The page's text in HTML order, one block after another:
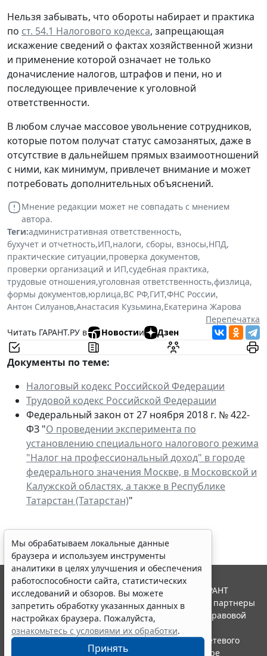
Нельзя забывать, что обороты набирает и практика
по ст. 54.1 Налогового кодекса, запрещающая
искажение сведений о фактах хозяйственной жизни
и применение которой означает не только
доначисление налогов, штрафов и пени, но и
последующее привлечение к уголовной
ответственности.
В любом случае массовое увольнение сотрудников,
которые потом получат статус самозанятых, даже в
отсутствие в дальнейшем прямых взаимоотношений
с ними, как минимум, привлечет внимание и может
потребовать дополнительных объяснений.
Мнение редакции может не совпадать с мнением
автора.
Теги:административная ответственность,
бухучет и отчетность,ИП,налоги, сборы, взносы,НПД,
практические ситуации,проверка документов,
проверки организаций и ИП,судебная практика,
трудовые отношения,уголовная ответственность,физлица,
формы документов,юрлица,ВС РФ,ГИТ,ФНС России,
Антон Силуанов,Анастасия Кузьмина,Екатерина Жарова
Перепечатка
Читать ГАРАНТ.РУ в
Новостии Дзен
Документы по теме:
Налоговый кодекс Российской Федерации
Трудовой кодекс Российской Федерации
Федеральный закон от 27 ноября 2018 г. № 422-
ФЗ "О проведении эксперимента по
установлению специального налогового режима
"Налог на профессиональный доход" в городе
федерального значения Москве, в Московской и
Калужской областях, а также в Республике
Татарстан (Татарстан)"
Мы обрабатываем локальные данные
браузера и используем инструменты
аналитики в целях улучшения и обеспечения
работоспособности сайта, статистических
исследований и обзоров. Вы можете
запретить обработку указанных данных в
настройках браузера. Пожалуйста,
ознакомьтесь с условиями их обработки.
Принять
© ООО "НПП "ГАРАНТ-СЕРВИС", 2026. Система ГАРАНТ
выпускается с 1990 года. Компания "Гарант" и ее партнеры
являются участниками Российской ассоциации правовой
информации ГАРАНТ.
Портал ГАРАНТ.РУ зарегистрирован в качестве сетевого
издания Федеральной службой по надзору в сфере